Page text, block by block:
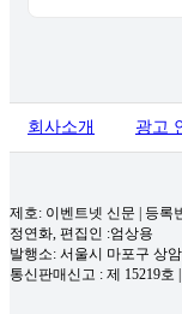
회사소개 광고
제호: 이벤트넷 신문 | 등록
정연화, 편집인 :엄상용
발행소: 서울시 마포구 상
통신판매신고 : 제 15219호 |